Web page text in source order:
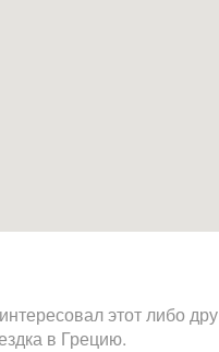
этот либо
в Грецию.